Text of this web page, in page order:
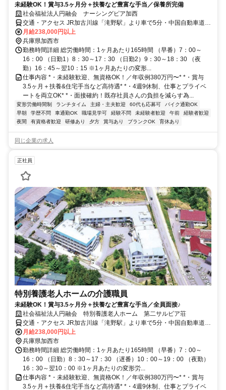
未経験OK！賞与3.5ヶ月分＋扶養など豊富な手当／保養所完備
社会福祉法人円融会 ナーシングピア加西
交通・アクセス JR加古川線「滝野駅」より車で5分・中国自動車道
「滝野社インター」より車で5分
月給238,000円以上
兵庫県加西市
勤務時間詳細 総労働時間：1ヶ月あたり165時間 （早番）7：00～
16：00 （日勤1）8：30～17：30 （日勤2）9：30～18：30 （夜
勤）16：45～翌10：15 ※1ヶ月あたりの変形...
仕事内容 *・未経験歓迎、無資格OK！／年収例380万円〜* *・賞与
3.5ヶ月＋扶養&住宅手当など高待遇* *・4週9休制、仕事とプライベ
ートを両立OK* *・面接確約！既存社員さんの負担を減らす為...
変形労働時間制 ランチタイム 主婦・主夫歓迎 60代も応募可
バイク通勤OK
早朝
学歴不問 車通勤OK 職場見学可 経験不問 未経験者歓迎 午前
経験者歓迎
夜間
有資格者歓迎 研修あり 夕方 賞与あり ブランクOK 育休あり
同じ企業の求人
正社員
特別養護老人ホームの介護職員
未経験OK！賞与3.5ヶ月分＋扶養など豊富な手当／全員面接♪
社会福祉法人円融会 特別養護老人ホーム 第二サルビア荘
交通・アクセス JR加古川線「滝野駅」より車で5分・中国自動車道
「滝野社インター」より車で5分
月給238,000円以上
兵庫県加西市
勤務時間詳細 総労働時間：1ヶ月あたり165時間 （早番）7：00～
16：00 （日勤）8：30～17：30 （遅番）10：00～19：00 （夜勤）
16：30～翌10：00 ※1ヶ月あたりの変形労...
仕事内容 *・未経験歓迎、無資格OK！／年収例380万円〜* *・賞与
3.5ヶ月＋扶養&住宅手当など高待遇* *・4週9休制、仕事とプライベ